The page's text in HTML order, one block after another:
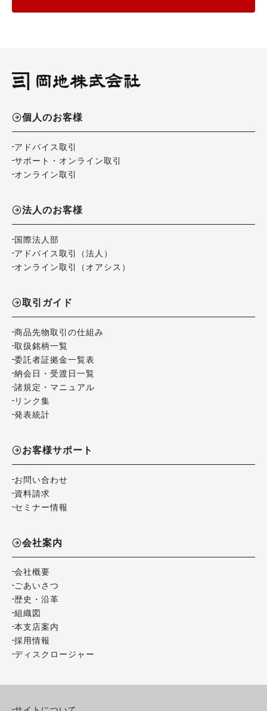
個人のお客様
アドバイス取引
サポート・オンライン取引
オンライン取引
法人のお客様
国際法人部
アドバイス取引（法人）
オンライン取引（オアシス）
取引ガイド
商品先物取引の仕組み
取扱銘柄一覧
委託者証拠金一覧表
納会日・受渡日一覧
諸規定・マニュアル
リンク集
発表統計
お客様サポート
お問い合わせ
資料請求
セミナー情報
会社案内
会社概要
ごあいさつ
歴史・沿革
組織図
本支店案内
採用情報
ディスクロージャー